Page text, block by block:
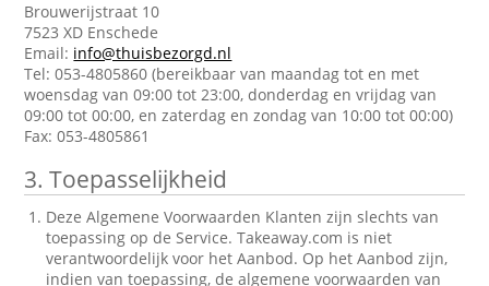
Brouwerijstraat 10
7523 XD Enschede
Email: info@thuisbezorgd.nl
Tel: 053-4805860 (bereikbaar van maandag tot en met
woensdag van 09:00 tot 23:00, donderdag en vrijdag van
09:00 tot 00:00, en zaterdag en zondag van 10:00 tot 00:00)
Fax: 053-4805861
3. Toepasselijkheid
Deze Algemene Voorwaarden Klanten zijn slechts van
toepassing op de Service. Takeaway.com is niet
verantwoordelijk voor het Aanbod. Op het Aanbod zijn,
indien van toepassing, de algemene voorwaarden van